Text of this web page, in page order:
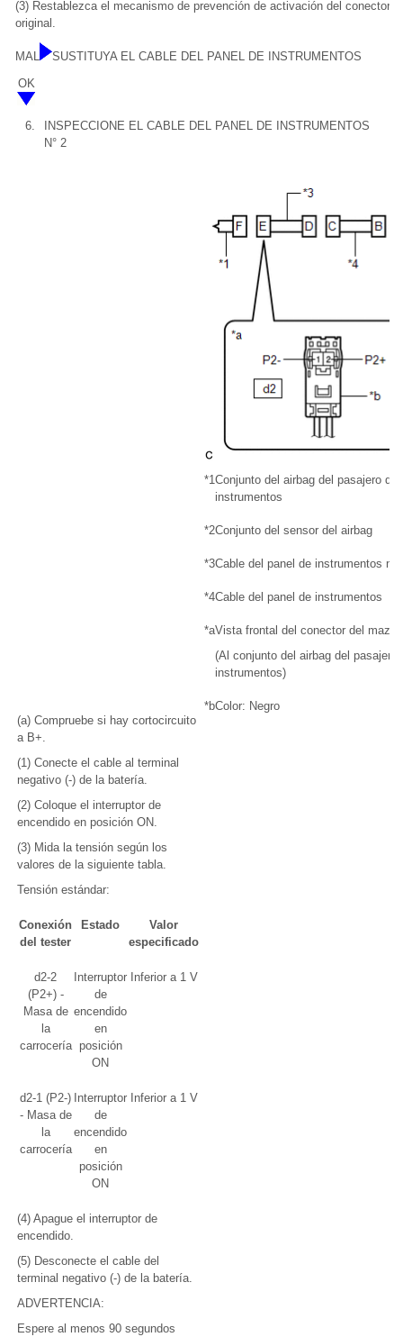
(3) Restablezca el mecanismo de prevención de activación del conector
original.
MAL
SUSTITUYA EL CABLE DEL PANEL DE INSTRUMENTOS
OK
6.
INSPECCIONE EL CABLE DEL PANEL DE INSTRUMENTOS
N° 2
(a) Compruebe si hay cortocircuito
a B+.
(1) Conecte el cable al terminal
negativo (-) de la batería.
(2) Coloque el interruptor de
encendido en posición ON.
(3) Mida la tensión según los
valores de la siguiente tabla.
Tensión estándar:
Conexión
del tester
Estado
Valor
especificado
d2-2
(P2+) -
Masa de
la
carrocería
Interruptor
de
encendido
en
posición
ON
Inferior a 1 V
d2-1 (P2-)
- Masa de
la
carrocería
Interruptor
de
encendido
en
posición
ON
Inferior a 1 V
(4) Apague el interruptor de
encendido.
(5) Desconecte el cable del
terminal negativo (-) de la batería.
ADVERTENCIA:
Espere al menos 90 segundos
*1 Conjunto del airbag del pasajero
instrumentos
*2Conjunto del sensor del airbag
*3Cable del panel de instrumentos n°
*4Cable del panel de instrumentos
*aVista frontal del conector del mazo
(Al conjunto del airbag del pasajero
instrumentos)
*bColor: Negro